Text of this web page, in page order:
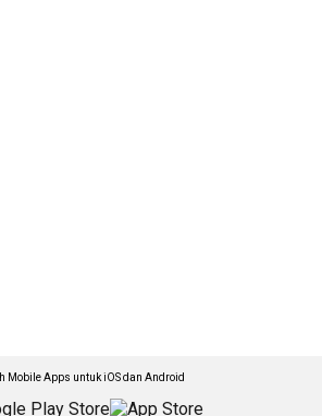
Mobile Apps untuk iOS dan Android